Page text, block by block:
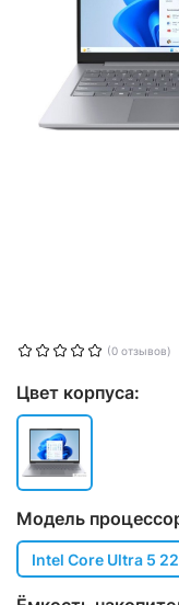
(0 отзывов)
Цвет корпуса:
Модель
Intel Core Ultra 5